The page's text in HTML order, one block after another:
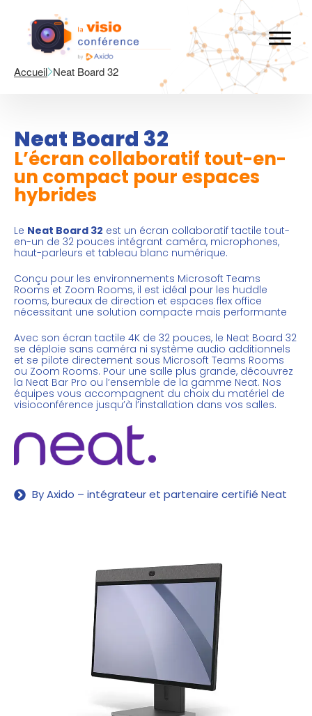
Accueil Neat Board 32
Neat Board 32
L’écran collaboratif tout-en-
un compact pour espaces
hybrides
Le Neat Board 32 est un écran collaboratif tactile tout-
en-un de 32 pouces intégrant caméra, microphones,
haut-parleurs et tableau blanc numérique.
Conçu pour les environnements Microsoft Teams
Rooms et Zoom Rooms, il est idéal pour les huddle
rooms, bureaux de direction et espaces flex office
nécessitant une solution compacte mais performante
Avec son écran tactile 4K de 32 pouces, le Neat Board 32
se déploie sans caméra ni système audio additionnels
et se pilote directement sous Microsoft Teams Rooms
ou Zoom Rooms. Pour une salle plus grande, découvrez
la Neat Bar Pro ou l’ensemble de la gamme Neat. Nos
équipes vous accompagnent du choix du matériel de
visioconférence jusqu’à l’installation dans vos salles.
By Axido – intégrateur et partenaire certifié Neat